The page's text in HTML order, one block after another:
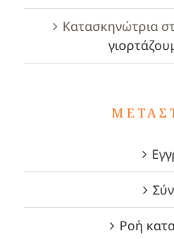
Κατασκηνώτρια
Ροή